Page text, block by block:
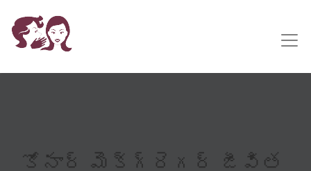
కోనార్ మెక్‌గ్రెగర్ జీవిత